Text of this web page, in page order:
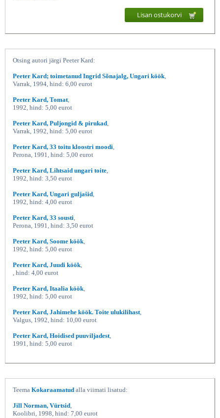
Kotletid & kastmed, Peeter
Lisan ostukorvi
Otsing autori järgi Peeter Kard:
Peeter Kard; toimetanud Ingrid Sõnajalg, Ungari köök
Varrak, 1994, hind: 6,00 eurot
Peeter Kard, Tomat
1992, hind: 5,00 eurot
Peeter Kard, Puljongid & pirukad
Varrak, 1992, hind: 5,00 eurot
Peeter Kard, 33 toitu kloostri moodi
Perona, 1991, hind: 5,00 eurot
Peeter Kard, Lihtsaid ungari toite
1992, hind: 3,50 eurot
Peeter Kard, Ungari guljašid
1992, hind: 4,00 eurot
Peeter Kard, 33 sousti
Perona, 1991, hind: 3,50 eurot
Peeter Kard, Soome köök
1992, hind: 5,00 eurot
Peeter Kard, Juudi köök
, hind: 4,00 eurot
Peeter Kard, Itaalia köök
1992, hind: 5,00 eurot
Peeter Kard, Jahimehe köök. Toite ulukilihast
Valgus, 1992, hind: 10,00 eurot
Peeter Kard, Hoidised puuviljadest
1991, hind: 5,00 eurot
Teema Kokaraamatud alla viimati lisatud:
Jill Norman, Vürtsid
Koolibri, 1998, hind: 7,00 eurot